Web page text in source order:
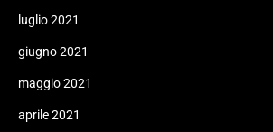
luglio 2021
giugno 2021
maggio 2021
aprile 2021